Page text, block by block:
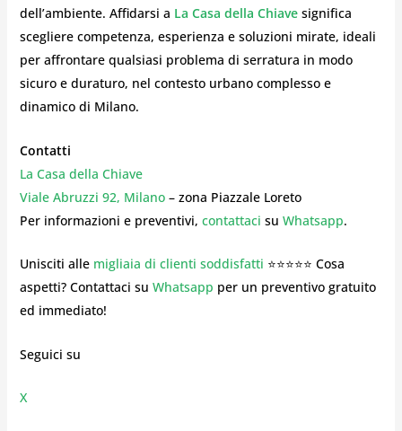
dell’ambiente. Affidarsi a La Casa della Chiavesignifica
scegliere competenza, esperienza e soluzioni mirate, ideali
per affrontare qualsiasi problema di serratura in modo
sicuro e duraturo, nel contesto urbano complesso e
dinamico di Milano.
Contatti
La Casa della Chiave
Viale Abruzzi 92, Milano– zona Piazzale Loreto
Per informazioni e preventivi, contattaci su Whatsapp.
Unisciti alle migliaia di clienti soddisfatti ⭐⭐⭐⭐⭐ Cosa
aspetti? Contattaci su Whatsapp per un preventivo gratuito
ed immediato!
Seguici su
X